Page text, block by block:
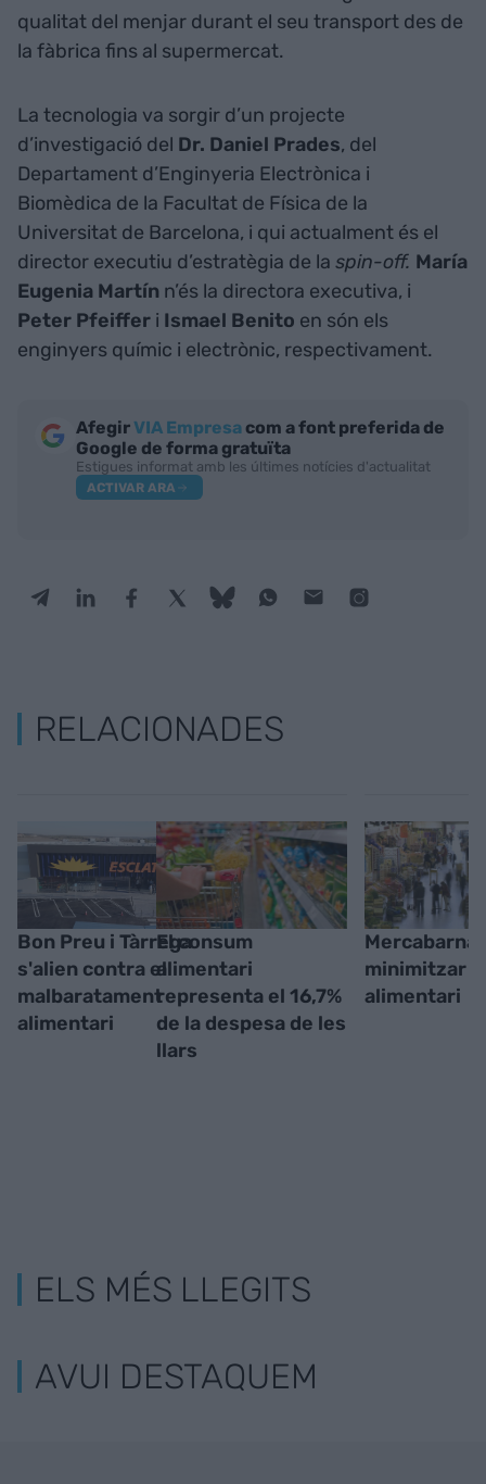
qualitat del menjar durant el seu transport des de
la fàbrica fins al supermercat.
La tecnologia va sorgir d’un projecte
d’investigació del Dr. Daniel Prades, del
Departament d’Enginyeria Electrònica i
Biomèdica de la Facultat de Física de la
Universitat de Barcelona, i qui actualment és el
director executiu d’estratègia de la spin-off. María
Eugenia Martín n’és la directora executiva, i
Peter Pfeiffer i Ismael Benito en són els
enginyers químic i electrònic, respectivament.
AfegirVIA Empresa com a font preferida de
Google de forma gratuïta
Estigues informat amb les últimes notícies d'actualitat
ACTIVAR ARA
RELACIONADES
Bon Preu i Tàrrega
s'alien contra el
malbaratament
alimentari
El consum
alimentari
representa el 16,7%
de la despesa de les
llars
Mercabarna
minimitzar
alimentari
ELS MÉS LLEGITS
AVUI DESTAQUEM